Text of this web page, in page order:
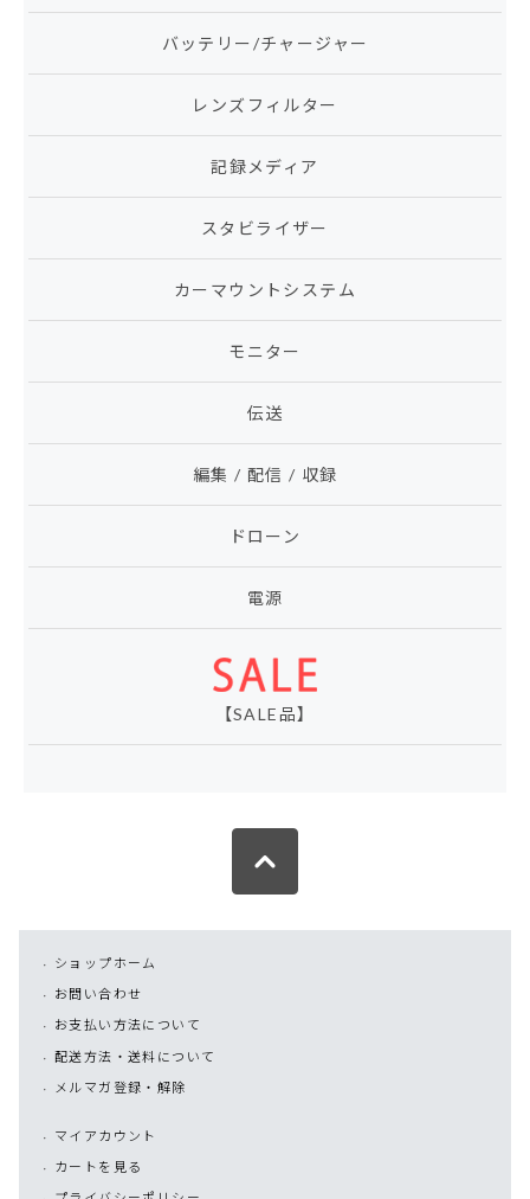
バッテリー/チャージャー
レンズフィルター
記録メディア
スタビライザー
カーマウントシステム
モニター
伝送
編集 / 配信 / 収録
ドローン
電源
【SALE品】
ショップホーム
お問い合わせ
お支払い方法について
配送方法・送料について
メルマガ登録・解除
マイアカウント
カートを見る